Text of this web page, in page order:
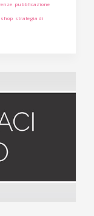
pubblicazione
strategia di